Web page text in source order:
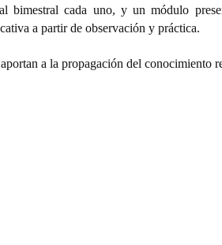
bimestral cada uno, y un módulo
a partir de observación y práctica.
a la propagación del conocimiento